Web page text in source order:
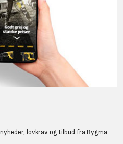
lovkrav og tilbud fra Bygma.